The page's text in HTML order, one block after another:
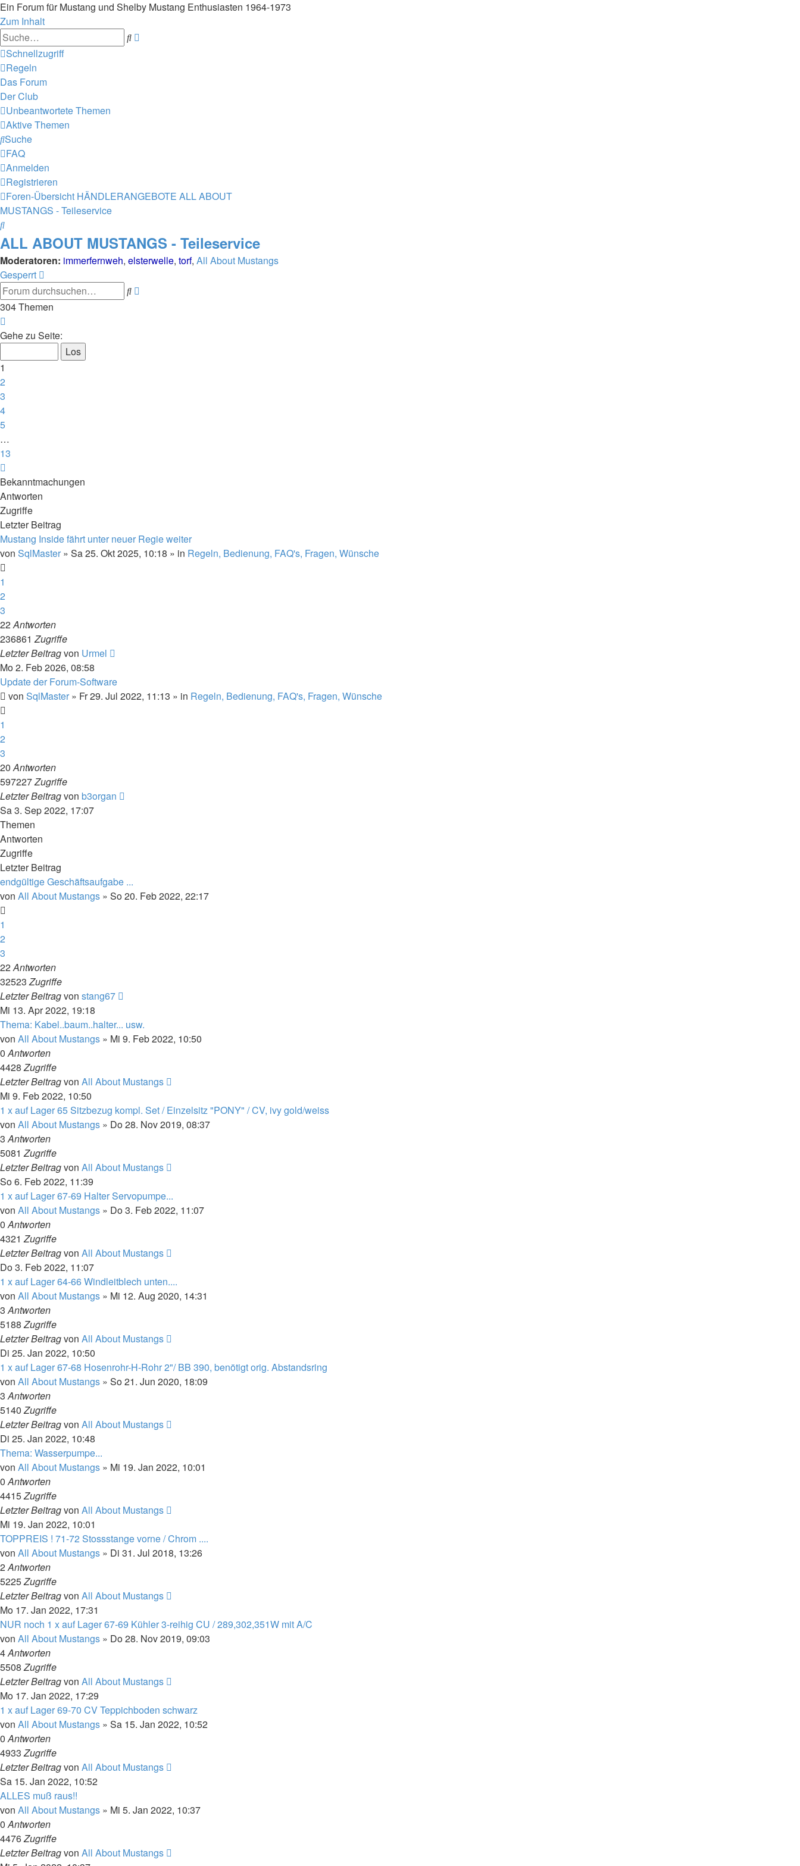
Ein Forum für Mustang und Shelby Mustang Enthusiasten 1964-1973
Zum Inhalt
Suche
Schnellzugriff
Regeln
Das Forum
Der Club
Unbeantwortete Themen
Aktive Themen
Suche
FAQ
Anmelden
Registrieren
Foren-Übersicht HÄNDLERANGEBOTE ALL ABOUT
MUSTANGS - Teileservice
Suche
ALL ABOUT MUSTANGS - Teileservice
Moderatoren: immerfernweh, elsterwelle, torf, All About Mustangs
Gesperrt
Suche
304 Themen
1
13
Gehe zu Seite:
1
2
3
4
5
…
13
Bekanntmachungen
Antworten
Zugriffe
Letzter Beitrag
Mustang Inside fährt unter neuer Regie weiter
von SqlMaster » Sa 25. Okt 2025, 10:18 » in Regeln, Bedienung, FAQ's, Fragen, Wünsche
1
2
3
22Antworten
236861Zugriffe
Letzter Beitragvon Urmel
Mo 2. Feb 2026, 08:58
Update der Forum-Software
von SqlMaster » Fr 29. Jul 2022, 11:13 » in Regeln, Bedienung, FAQ's, Fragen, Wünsche
1
2
3
20Antworten
597227Zugriffe
Letzter Beitragvon b3organ
Sa 3. Sep 2022, 17:07
Themen
Antworten
Zugriffe
Letzter Beitrag
endgültige Geschäftsaufgabe ...
von All About Mustangs » So 20. Feb 2022, 22:17
1
2
3
22Antworten
32523Zugriffe
Letzter Beitragvon stang67
Mi 13. Apr 2022, 19:18
Thema: Kabel..baum..halter... usw.
von All About Mustangs » Mi 9. Feb 2022, 10:50
0Antworten
4428Zugriffe
Letzter Beitragvon All About Mustangs
Mi 9. Feb 2022, 10:50
1 x auf Lager 65 Sitzbezug kompl. Set / Einzelsitz "PONY" / CV, ivy gold/weiss
von All About Mustangs » Do 28. Nov 2019, 08:37
3Antworten
5081Zugriffe
Letzter Beitragvon All About Mustangs
So 6. Feb 2022, 11:39
1 x auf Lager 67-69 Halter Servopumpe...
von All About Mustangs » Do 3. Feb 2022, 11:07
0Antworten
4321Zugriffe
Letzter Beitragvon All About Mustangs
Do 3. Feb 2022, 11:07
1 x auf Lager 64-66 Windleitblech unten....
von All About Mustangs » Mi 12. Aug 2020, 14:31
3Antworten
5188Zugriffe
Letzter Beitragvon All About Mustangs
Di 25. Jan 2022, 10:50
1 x auf Lager 67-68 Hosenrohr-H-Rohr 2"/ BB 390, benötigt orig. Abstandsring
von All About Mustangs » So 21. Jun 2020, 18:09
3Antworten
5140Zugriffe
Letzter Beitragvon All About Mustangs
Di 25. Jan 2022, 10:48
Thema: Wasserpumpe...
von All About Mustangs » Mi 19. Jan 2022, 10:01
0Antworten
4415Zugriffe
Letzter Beitragvon All About Mustangs
Mi 19. Jan 2022, 10:01
TOPPREIS ! 71-72 Stossstange vorne / Chrom ....
von All About Mustangs » Di 31. Jul 2018, 13:26
2Antworten
5225Zugriffe
Letzter Beitragvon All About Mustangs
Mo 17. Jan 2022, 17:31
NUR noch 1 x auf Lager 67-69 Kühler 3-reihig CU / 289,302,351W mit A/C
von All About Mustangs » Do 28. Nov 2019, 09:03
4Antworten
5508Zugriffe
Letzter Beitragvon All About Mustangs
Mo 17. Jan 2022, 17:29
1 x auf Lager 69-70 CV Teppichboden schwarz
von All About Mustangs » Sa 15. Jan 2022, 10:52
0Antworten
4933Zugriffe
Letzter Beitragvon All About Mustangs
Sa 15. Jan 2022, 10:52
ALLES muß raus!!
von All About Mustangs » Mi 5. Jan 2022, 10:37
0Antworten
4476Zugriffe
Letzter Beitragvon All About Mustangs